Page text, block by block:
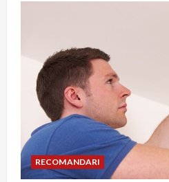
RECOMANDARI